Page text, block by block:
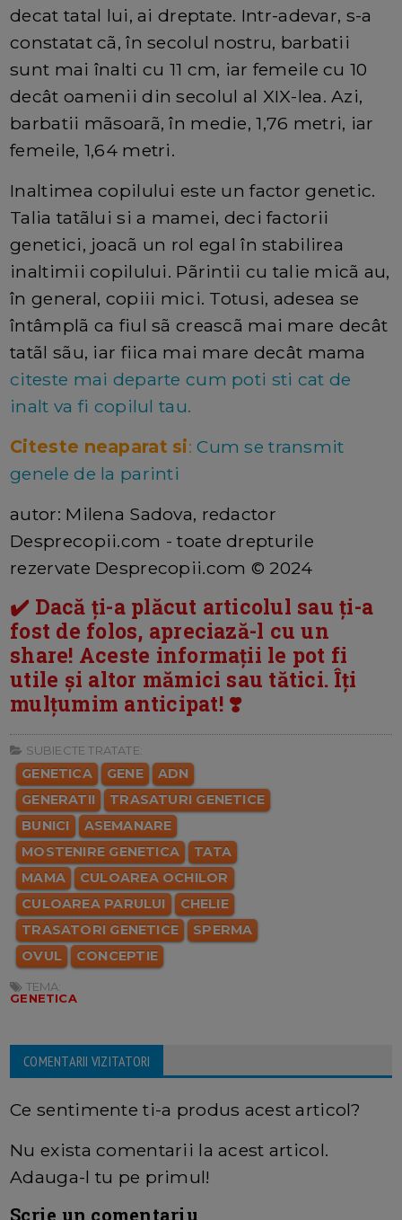
decat tatal lui, ai dreptate. Intr-adevar, s-a
constatat cã, în secolul nostru, barbatii
sunt mai înalti cu 11 cm, iar femeile cu 10
decât oamenii din secolul al XIX-lea. Azi,
barbatii mãsoarã, în medie, 1,76 metri, iar
femeile, 1,64 metri.
Inaltimea copilului este un factor genetic.
Talia tatãlui si a mamei, deci factorii
genetici, joacã un rol egal în stabilirea
inaltimii copilului. Pãrintii cu talie micã au,
în general, copiii mici. Totusi, adesea se
întâmplã ca fiul sã creascã mai mare decât
tatãl sãu, iar fiica mai mare decât mama
citeste mai departe cum poti sti cat de
inalt va fi copilul tau.
Citeste neaparat si: Cum se transmit
genele de la parinti
autor: Milena Sadova, redactor
Desprecopii.com - toate drepturile
rezervate Desprecopii.com © 2024
✔️ Dacă ți-a plăcut articolul sau ți-a
fost de folos, apreciază-l cu un
share! Aceste informații le pot fi
utile și altor mămici sau tătici. Îți
mulțumim anticipat! ❣️
SUBIECTE TRATATE:
GENETICA GENE
ADN
GENERATII
TRASATURI GENETICE
BUNICI
ASEMANARE
MOSTENIRE GENETICA
TATA
MAMA
CULOAREA OCHILOR
CULOAREA PARULUI
CHELIE
TRASATORI GENETICE
SPERMA
OVUL
CONCEPTIE
TEMA:
GENETICA
COMENTARII VIZITATORI
Ce sentimente ti-a produs acest articol?
Nu exista comentarii la acest articol.
Adauga-l tu pe primul!
Scrie un comentariu